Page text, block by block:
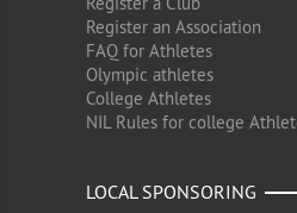
Register an Association
FAQ for Athletes
Olympic athletes
College Athletes
NIL Rules for college
LOCAL SPONSORING